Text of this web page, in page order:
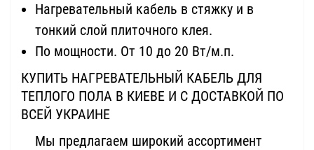
Нагревательный кабель в стяжку и в
тонкий слой плиточного клея.
По мощности. От 10 до 20 Вт/м.п.
КУПИТЬ НАГРЕВАТЕЛЬНЫЙ КАБЕЛЬ ДЛЯ
ТЕПЛОГО ПОЛА В КИЕВЕ И С ДОСТАВКОЙ ПО
ВСЕЙ УКРАИНЕ
Мы предлагаем широкий ассортимент